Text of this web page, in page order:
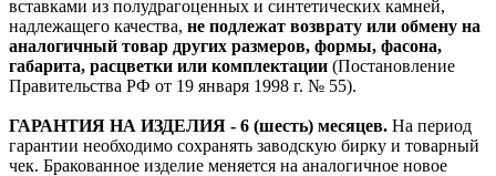
вставками из полудрагоценных и синтетических камней,
надлежащего качества, не подлежат возврату или обмену на
аналогичный товар других размеров, формы, фасона,
габарита, расцветки или комплектации (Постановление
Правительства РФ от 19 января 1998 г. № 55).
ГАРАНТИЯ НА ИЗДЕЛИЯ - 6 (шесть) месяцев. На период
гарантии необходимо сохранять заводскую бирку и товарный
чек. Бракованное изделие меняется на аналогичное новое